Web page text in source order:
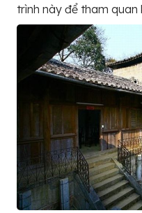
trình này để tham